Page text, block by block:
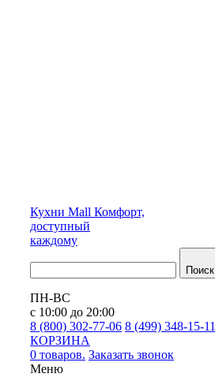
Кухни Mall Комфорт,
доступный
каждому
Поиск
ПН-ВС
с 10:00 до 20:00
8 (800) 302-77-06 8 (499) 348-15-11
КОРЗИНА
0 товаров. Заказать звонок
Меню